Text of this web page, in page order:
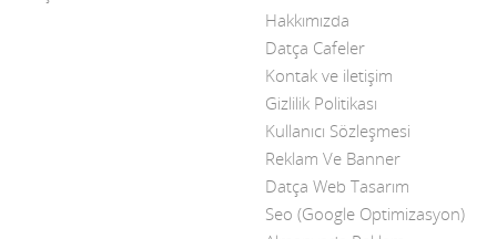
Hakkımızda
Datça Cafeler
Kontak ve iletişim
Gizlilik Politikası
Kullanıcı Sözleşmesi
Reklam Ve Banner
Datça Web Tasarım
Seo (Google Optimizasyon)